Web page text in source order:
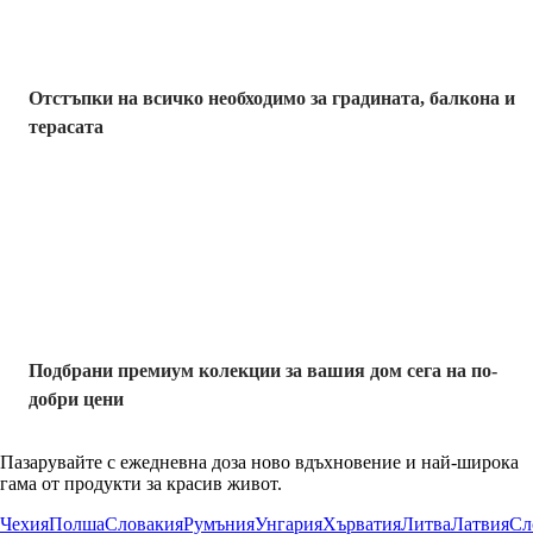
Отстъпки на всичко необходимо за градината, балкона и
терасата
Подбрани премиум колекции за вашия дом сега на по-
добри цени
Пазарувайте с ежедневна доза ново вдъхновение и най-широка
гама от продукти за красив живот.
ЧехияПолшаСловакияРумънияУнгарияХърватияЛитваЛатвия